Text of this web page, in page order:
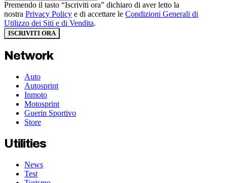
Premendo il tasto “Iscriviti ora” dichiaro di aver letto la
nostra Privacy Policy e di accettare le Condizioni Generali di
Utilizzo dei Siti e di Vendita.
ISCRIVITI ORA
Network
Auto
Autosprint
Inmoto
Motosprint
Guerin Sportivo
Store
Utilities
News
Test